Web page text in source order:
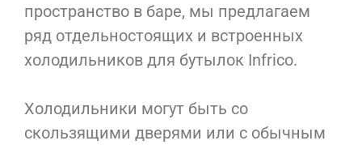
пространство в баре, мы предлагаем
ряд отдельностоящих и встроенных
холодильников для бутылок Infrico.
Холодильники могут быть со
скользящими дверями или с обычным